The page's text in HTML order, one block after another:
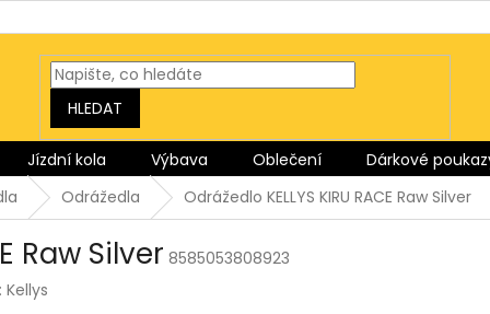
HLEDAT
Jízdní kola Výbava Oblečení Dárkové
Odrážedla Odrážedlo KELLYS KIRU RACE Raw Silver
Raw Silver 8585053808923
Kellys